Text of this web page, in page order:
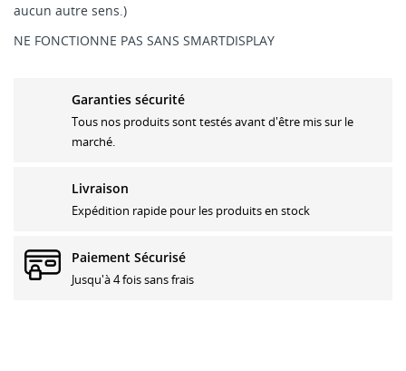
aucun autre sens.)
NE FONCTIONNE PAS SANS SMARTDISPLAY
Garanties sécurité
Tous nos produits sont testés avant d'être mis sur le
marché.
Livraison
Expédition rapide pour les produits en stock
Paiement Sécurisé
Jusqu'à 4 fois sans frais